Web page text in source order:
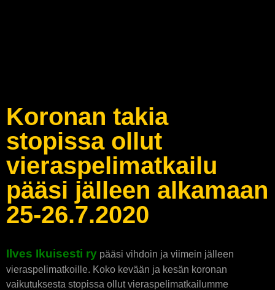
Koronan takia
stopissa ollut
vieraspelimatkailu
pääsi jälleen alkamaan
25-26.7.2020
Ilves Ikuisesti ry pääsi vihdoin ja viimein jälleen
vieraspelimatkoille. Koko kevään ja kesän koronan
vaikutuksesta stopissa ollut vieraspelimatkailumme